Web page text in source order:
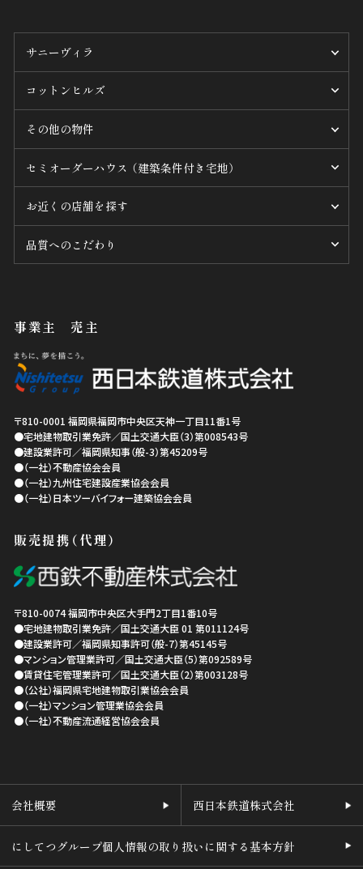
サニーヴィラ
コットンヒルズ
その他の物件
セミオーダーハウス （建築条件付き宅地）
お近くの店舗を探す
品質へのこだわり
事業主 売主
〒810-0001 福岡県福岡市中央区天神一丁目11番1号
●宅地建物取引業免許／国土交通大臣（3）第008543号
●建設業許可／福岡県知事（般-3）第45209号
●（一社）不動産協会会員
●（一社）九州住宅建設産業協会会員
●（一社）日本ツーバイフォー建築協会会員
販売提携（代理）
〒810-0074福岡市中央区大手門2丁目1番10号
●宅地建物取引業免許／国土交通大臣 01 第011124号
●建設業許可／福岡県知事許可（般-7）第45145号
●マンション管理業許可／国土交通大臣（5）第092589号
●賃貸住宅管理業許可／国土交通大臣（2）第003128号
●（公社）福岡県宅地建物取引業協会会員
●（一社）マンション管理業協会会員
●（一社）不動産流通経営協会会員
会社概要 西日本鉄道株式会社
にしてつグループ個人情報の取り扱いに関する基本方針